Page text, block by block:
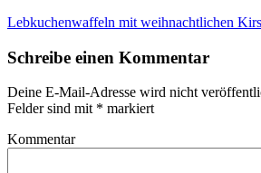
Lebkuchenwaffeln mit weihnachtlichen
Schreibe einen Kommentar
Deine E-Mail-Adresse wird nicht
Felder sind mit * markiert
Kommentar